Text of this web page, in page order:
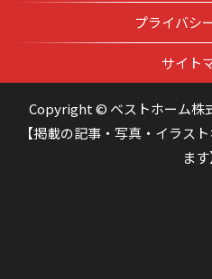
プライバシ
サイト
Copyright © ベストホーム株
【掲載の記事・写真・イラス
ます